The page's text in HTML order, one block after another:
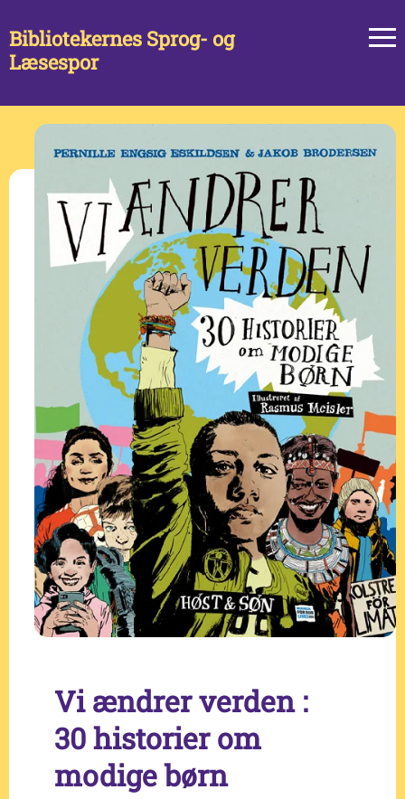
Bibliotekernes Sprog- og
Læsespor
Vi ændrer verden :
30 historier om
modige børn